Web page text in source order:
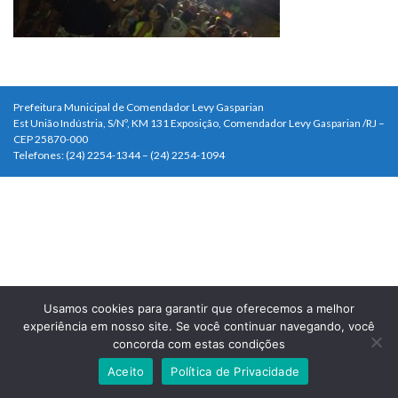
Prefeitura Municipal de Comendador Levy Gasparian
Est União Indústria, S/Nº, KM 131 Exposição, Comendador Levy Gasparian /RJ –
CEP 25870-000
Telefones: (24) 2254-1344 – (24) 2254-1094
Usamos cookies para garantir que oferecemos a melhor
experiência em nosso site. Se você continuar navegando, você
concorda com estas condições
Aceito
Política de Privacidade